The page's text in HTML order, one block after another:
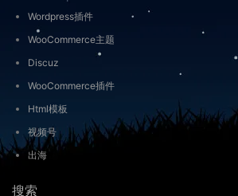
Wordpress插件
WooCommerce主题
Discuz
WooCommerce插件
Html模板
视频号
出海
搜索